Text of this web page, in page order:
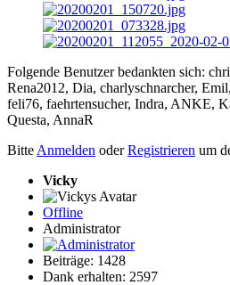
Folgende Benutzer bedankten sich:
Rena2012, Dia, charlyschnarcher, Emil,
feli76, faehrtensucher, Indra, ANKE,
Questa, AnnaR
Bitte Anmelden oderRegistrieren um
Vicky
Offline
Administrator
Beiträge: 1428
Dank erhalten: 2597